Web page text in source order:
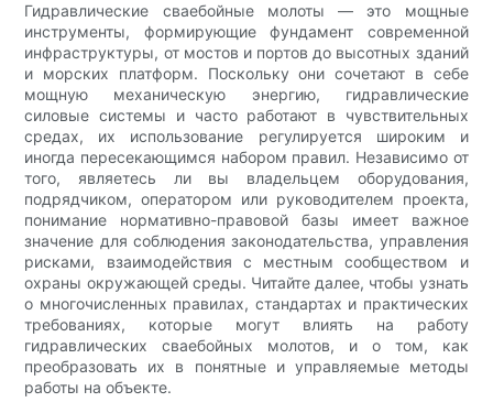
Гидравлические сваебойные молоты — это мощные
инструменты, формирующие фундамент современной
инфраструктуры, от мостов и портов до высотных зданий
и морских платформ. Поскольку они сочетают в себе
мощную механическую энергию, гидравлические
силовые системы и часто работают в чувствительных
средах, их использование регулируется широким и
иногда пересекающимся набором правил. Независимо от
того, являетесь ли вы владельцем оборудования,
подрядчиком, оператором или руководителем проекта,
понимание нормативно-правовой базы имеет важное
значение для соблюдения законодательства, управления
рисками, взаимодействия с местным сообществом и
охраны окружающей среды. Читайте далее, чтобы узнать
о многочисленных правилах, стандартах и ​​практических
требованиях, которые могут влиять на работу
гидравлических сваебойных молотов, и о том, как
преобразовать их в понятные и управляемые методы
работы на объекте.